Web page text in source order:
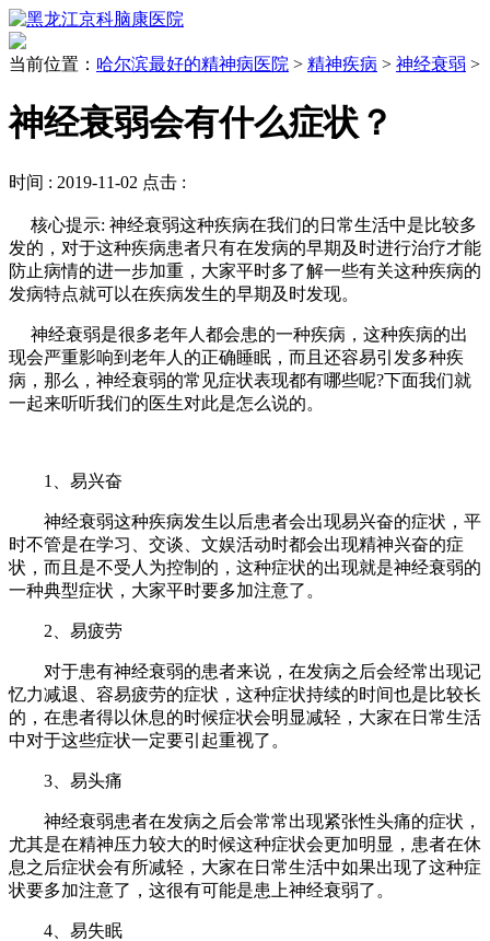
当前位置： 哈尔滨最好的精神病医院 > 精神疾病 > 神经衰弱 >
神经衰弱会有什么症状？
时间 : 2019-11-02 点击 :
核心提示: 神经衰弱这种疾病在我们的日常生活中是比较多
发的，对于这种疾病患者只有在发病的早期及时进行治疗才能
防止病情的进一步加重，大家平时多了解一些有关这种疾病的
发病特点就可以在疾病发生的早期及时发现。
神经衰弱是很多老年人都会患的一种疾病，这种疾病的出
现会严重影响到老年人的正确睡眠，而且还容易引发多种疾
病，那么，神经衰弱的常见症状表现都有哪些呢?下面我们就
一起来听听我们的医生对此是怎么说的。
1、易兴奋
神经衰弱这种疾病发生以后患者会出现易兴奋的症状，平
时不管是在学习、交谈、文娱活动时都会出现精神兴奋的症
状，而且是不受人为控制的，这种症状的出现就是神经衰弱的
一种典型症状，大家平时要多加注意了。
2、易疲劳
对于患有神经衰弱的患者来说，在发病之后会经常出现记
忆力减退、容易疲劳的症状，这种症状持续的时间也是比较长
的，在患者得以休息的时候症状会明显减轻，大家在日常生活
中对于这些症状一定要引起重视了。
3、易头痛
神经衰弱患者在发病之后会常常出现紧张性头痛的症状，
尤其是在精神压力较大的时候这种症状会更加明显，患者在休
息之后症状会有所减轻，大家在日常生活中如果出现了这种症
状要多加注意了，这很有可能是患上神经衰弱了。
4、易失眠